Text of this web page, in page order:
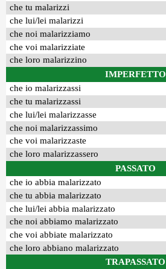
che tu malarizzi
che lui/lei malarizzi
che noi malarizziamo
che voi malarizziate
che loro malarizzino
IMPERFETTO
che io malarizzassi
che tu malarizzassi
che lui/lei malarizzasse
che noi malarizzassimo
che voi malarizzaste
che loro malarizzassero
PASSATO
che io abbia malarizzato
che tu abbia malarizzato
che lui/lei abbia malarizzato
che noi abbiamo malarizzato
che voi abbiate malarizzato
che loro abbiano malarizzato
TRAPASSATO